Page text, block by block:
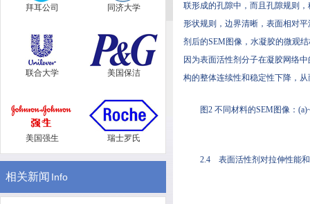
拜耳公司 同济大学
联合大学 美国保洁
美国强生 瑞士罗氏
相关新闻 Info
联形成的孔隙中，而且孔隙规则
形状规则，边界清晰，表面相对
剂后的SEM图像，水凝胶的微观
因为表面活性剂分子在凝胶网络
构的整体连续性和稳定性下降，
图2 不同材料的SEM图像：
2.4 表面活性剂对拉伸性能